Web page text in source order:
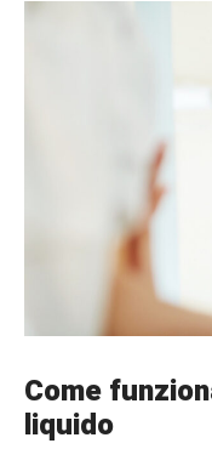
Come
liquido